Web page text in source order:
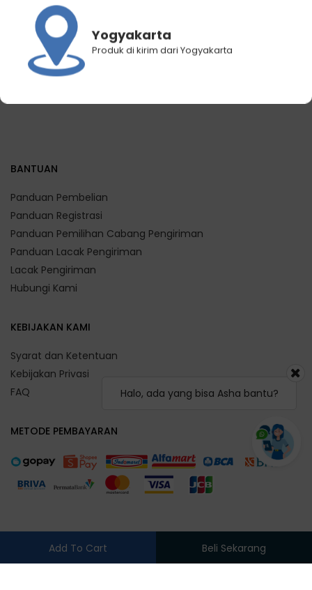
Add To Cart Beli Sekarang
Rp17.000
Halo, ada yang bisa Asha bantu?
BANTUAN
Panduan Pembelian
Panduan Registrasi
Panduan Pemilihan Cabang Pengiriman
Panduan Lacak Pengiriman
Lacak Pengiriman
Hubungi Kami
KEBIJAKAN KAMI
Syarat dan Ketentuan
Kebijakan Privasi
FAQ
METODE PEMBAYARAN
Yogyakarta
Produk di kirim dari Yogyakarta